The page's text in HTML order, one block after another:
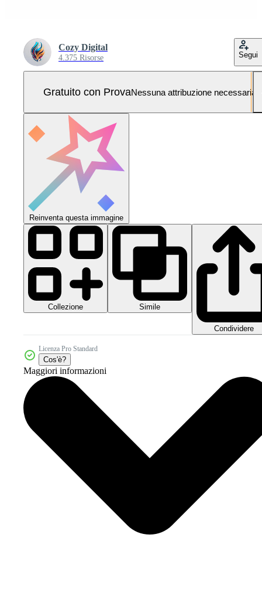
Cozy Digital
4.375 Risorse Segui
Gratuito con ProvaNessuna attribuzione necessaria
Reinventa questa immagine
Collezione Simile
Condividere
Licenza Pro Standard
Cos'è?
Maggiori informazioni